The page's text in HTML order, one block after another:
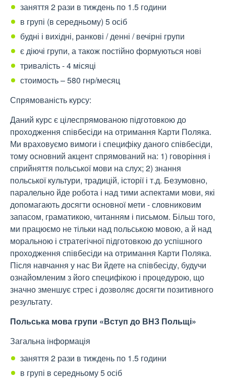
заняття 2 рази в тиждень по 1.5 години
в групі (в середньому) 5 осіб
будні і вихідні, ранкові / денні / вечірні групи
є діючі групи, а також постійно формуються нові
тривалість - 4 місяці
стоимость – 580 гнр/месяц
Спрямованість курсу:
Даний курс є цілеспрямованою підготовкою до
проходження співбесіди на отримання Карти Поляка.
Ми враховуємо вимоги і специфіку даного співбесіди,
тому основний акцент спрямований на: 1) говоріння і
сприйняття польської мови на слух; 2) знання
польської культури, традицій, історії і т.д. Безумовно,
паралельно йде робота і над тими аспектами мови, які
допомагають досягти основної мети - словниковим
запасом, граматикою, читанням і письмом. Більш того,
ми працюємо не тільки над польською мовою, а й над
моральною і стратегічної підготовкою до успішного
проходження співбесіди на отримання Карти Поляка.
Після навчання у нас Ви йдете на співбесіду, будучи
ознайомленим з його специфікою і процедурою, що
значно зменшує стрес і дозволяє досягти позитивного
результату.
Польська мова групи «Вступ до ВНЗ Польщі»
Загальна інформація
заняття 2 рази в тиждень по 1.5 години
в групі в середньому 5 осіб